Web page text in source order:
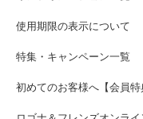
使用期限の表示について
特集・キャンペーン一覧
初めてのお客様へ【会員特